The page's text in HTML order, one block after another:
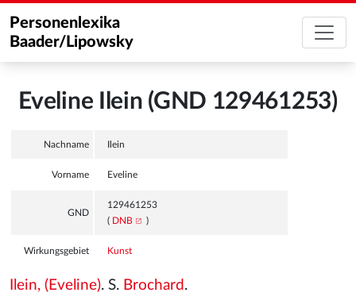
Personenlexika
Baader/Lipowsky
Eveline Ilein (GND 129461253)
Nachname Ilein
Vorname Eveline
GND
129461253
( DNB )
Wirkungsgebiet Kunst
Ilein, (Eveline). S. Brochard .